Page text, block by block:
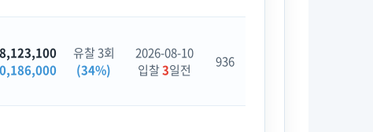
유찰 3회
(34%)
2026-08-10
입찰3일전 936